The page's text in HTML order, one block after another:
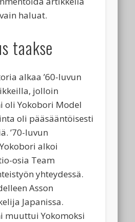
haluat.
taakse
alkaa ’60-luvun
jolloin
oli Yokobori Model
oli pääsääntöisesti
’70-luvun
alkoi
osia Team
yhteydessä.
Asson
Japanissa.
muuttui Yokomoksi